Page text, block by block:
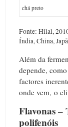
chá preto
Fonte: Hilal,
Índia, China,
Além da
depende,
factores
onde vem, o
Flavonas
polifenóis